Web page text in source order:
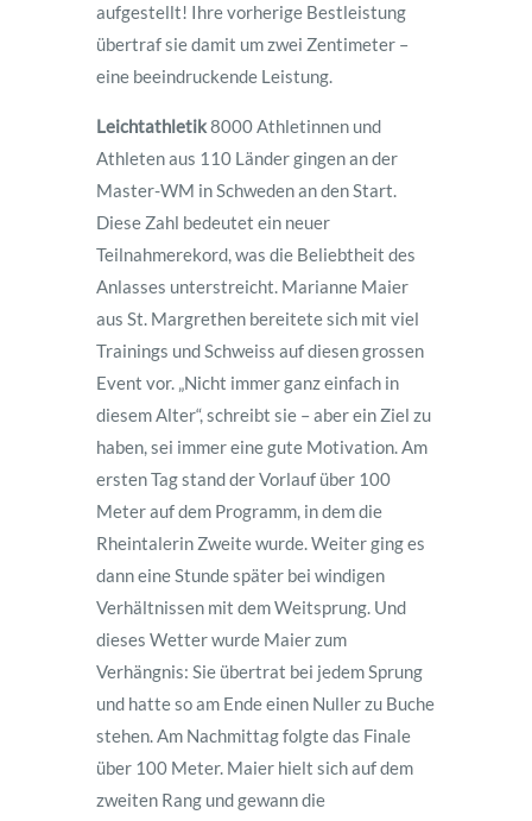
aufgestellt! Ihre vorherige Bestleistung
übertraf sie damit um zwei Zentimeter –
eine beeindruckende Leistung.
Leichtathletik8000 Athletinnen und
Athleten aus 110 Länder gingen an der
Master-WM in Schweden an den Start.
Diese Zahl bedeutet ein neuer
Teilnahmerekord, was die Beliebtheit des
Anlasses unterstreicht. Marianne Maier
aus St. Margrethen bereitete sich mit viel
Trainings und Schweiss auf diesen grossen
Event vor. „Nicht immer ganz einfach in
diesem Alter“, schreibt sie – aber ein Ziel zu
haben, sei immer eine gute Motivation. Am
ersten Tag stand der Vorlauf über 100
Meter auf dem Programm, in dem die
Rheintalerin Zweite wurde. Weiter ging es
dann eine Stunde später bei windigen
Verhältnissen mit dem Weitsprung. Und
dieses Wetter wurde Maier zum
Verhängnis: Sie übertrat bei jedem Sprung
und hatte so am Ende einen Nuller zu Buche
stehen. Am Nachmittag folgte das Finale
über 100 Meter. Maier hielt sich auf dem
zweiten Rang und gewann die